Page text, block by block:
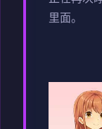
里面。